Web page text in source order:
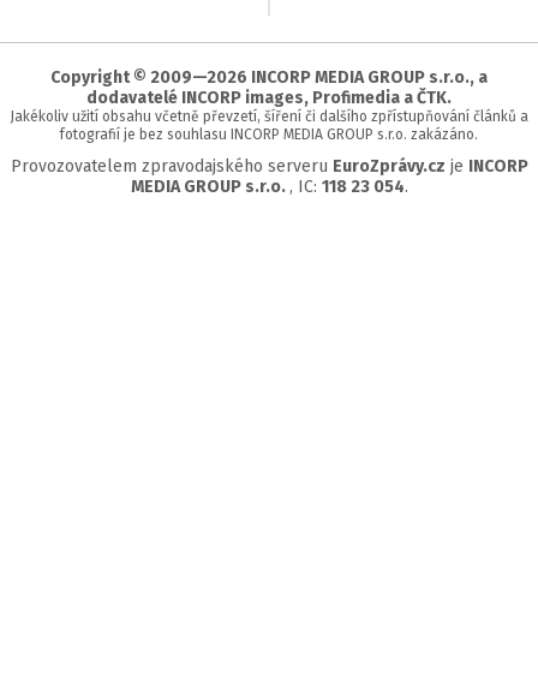
stránky
Copyright © 2009—2026 INCORP MEDIA GROUP s.r.o., a
dodavatelé INCORP images, Profimedia a ČTK.
Jakékoliv užití obsahu včetně převzetí, šíření či dalšího zpřístupňování článků a
fotografií je bez souhlasu INCORP MEDIA GROUP s.r.o. zakázáno.
Provozovatelem zpravodajského serveru EuroZprávy.cz je INCORP
MEDIA GROUP s.r.o., IC: 118 23 054.